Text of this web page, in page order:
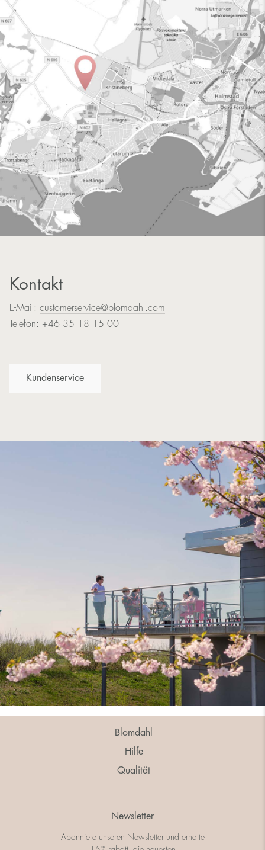
Kontakt
E-Mail: customerservice@blomdahl.com
Telefon: +46 35 18 15 00
Kundenservice
Blomdahl
Hilfe
Qualität
Newsletter
Abonniere unseren Newsletter und erhalte